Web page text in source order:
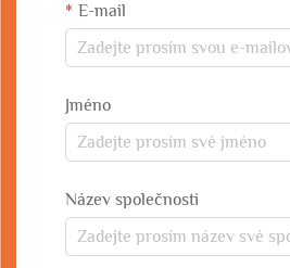
E-mail
Jméno
Název společnosti